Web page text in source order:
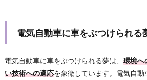
電気自動車に車をぶつけられる
電気自動車に車をぶつけられる夢は、 環境へ
い技術への適応を象徴しています。電気自